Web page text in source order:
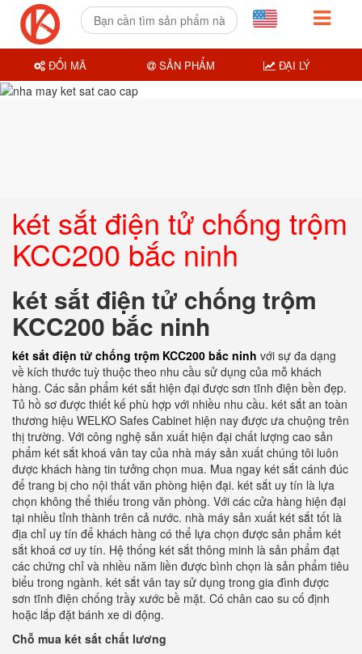
két sắt điện tử chống trộm
KCC200 bắc ninh
két sắt điện tử chống trộm
KCC200 bắc ninh
két sắt điện tử chống trộm KCC200 bắc ninh với sự đa dạng
về kích thước tuỳ thuộc theo nhu cầu sử dụng của mỗ khách
hàng. Các sản phẩm két sắt hiện đại được sơn tĩnh điện bền đẹp.
Tủ hồ sơ được thiết kế phù hợp với nhiều nhu cầu. két sắt an toàn
thương hiệu WELKO Safes Cabinet hiện nay được ưa chuộng trên
thị trường. Với công nghệ sản xuất hiện đại chất lượng cao sản
phẩm két sắt khoá vân tay của nhà máy sản xuất chúng tôi luôn
được khách hàng tin tưởng chọn mua. Mua ngay két sắt cánh đúc
để trang bị cho nội thất văn phòng hiện đại. két sắt uy tín là lựa
chọn không thể thiếu trong văn phòng. Với các cửa hàng hiện đại
tại nhiều tỉnh thành trên cả nước. nhà máy sản xuất két sắt tốt là
địa chỉ uy tín để khách hàng có thể lựa chọn được sản phẩm két
sắt khoá cơ uy tín. Hệ thống két sắt thông minh là sản phẩm đạt
các chứng chỉ và nhiều năm liền được bình chọn là sản phẩm tiêu
biểu trong ngành. két sắt vân tay sử dụng trong gia đình được
sơn tĩnh điện chống trầy xước bề mặt. Có chân cao su cố định
hoặc lắp đặt bánh xe di động.
Chỗ mua két sắt chất lương
ĐỔI MÃ SẢN PHẨM ĐẠI LÝ